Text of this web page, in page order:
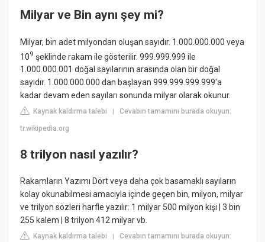
Milyar ve Bin aynı şey mi?
Milyar, bin adet milyondan oluşan sayıdır. 1.000.000.000 veya
109 şeklinde rakam ile gösterilir. 999.999.999 ile
1.000.000.001 doğal sayılarının arasında olan bir doğal
sayıdır. 1.000.000.000 dan başlayan 999.999.999.999'a
kadar devam eden sayıları sonunda milyar olarak okunur.
Kaynak kaldırma talebi |Cevabın tamamını burada okuyun:
tr.wikipedia.org
8 trilyon nasıl yazılır?
Rakamların Yazımı Dört veya daha çok basamaklı sayıların
kolay okunabilmesi amacıyla içinde geçen bin, milyon, milyar
ve trilyon sözleri harfle yazılır: 1 milyar 500 milyon kişi | 3 bin
255 kalem | 8 trilyon 412 milyar vb.
Kaynak kaldırma talebi |Cevabın tamamını burada okuyun: